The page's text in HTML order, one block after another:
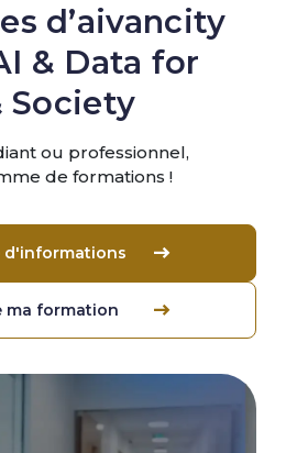
d’aivancity
& Data for
Society
ou professionnel,
de formations !
d'informations
ma formation